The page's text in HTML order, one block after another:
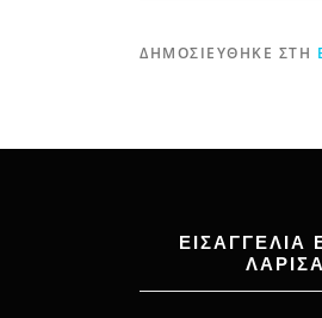
ΔΗΜΟΣΙΕΎΘΗΚΕ ΣΤΗ
ΕΙΣΑΓΓΕΛΊΑ